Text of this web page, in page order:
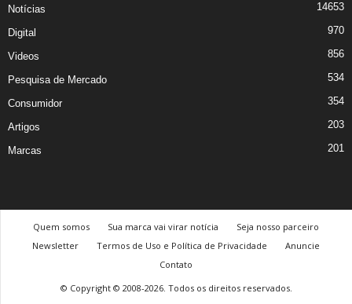
Notícias 14653
Digital 970
Videos 856
Pesquisa de Mercado 534
Consumidor 354
Artigos 203
Marcas 201
Quem somos Sua marca vai virar notícia
Seja nosso parceiro
Newsletter
Termos de Uso e Política de Privacidade
Anuncie
Contato
© Copyright © 2008-2026. Todos os direitos reservados.